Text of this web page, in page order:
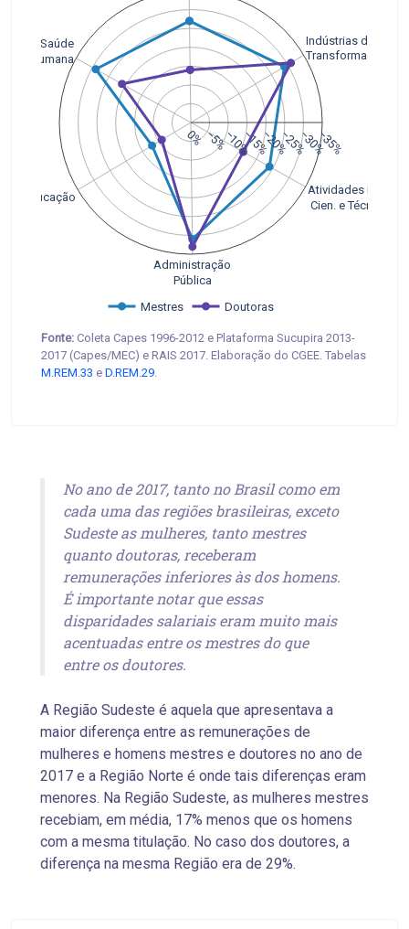
Saúde
Humana
Educação
Administração
Pública
Atividades Prof.,
Cien. e Técnicas
Indústrias de
Transformação
0%−5%−10%−15%−20%−25%−30%−35%
Mestres Doutoras
Fonte: Coleta Capes 1996-2012 e Plataforma Sucupira 2013-
2017 (Capes/MEC) e RAIS 2017. Elaboração do CGEE. Tabelas
M.REM.33 e D.REM.29
No ano de 2017, tanto no Brasil como em
cada uma das regiões brasileiras, exceto
Sudeste as mulheres, tanto mestres
quanto doutoras, receberam
remunerações inferiores às dos homens.
É importante notar que essas
disparidades salariais eram muito mais
acentuadas entre os mestres do que
entre os doutores.
A Região Sudeste é aquela que apresentava a
maior diferença entre as remunerações de
mulheres e homens mestres e doutores no ano de
2017 e a Região Norte é onde tais diferenças eram
menores. Na Região Sudeste, as mulheres mestres
recebiam, em média, 17% menos que os homens
com a mesma titulação. No caso dos doutores, a
diferença na mesma Região era de 29%.